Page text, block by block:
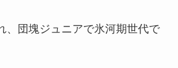
、団塊ジュニアで氷河期世代で